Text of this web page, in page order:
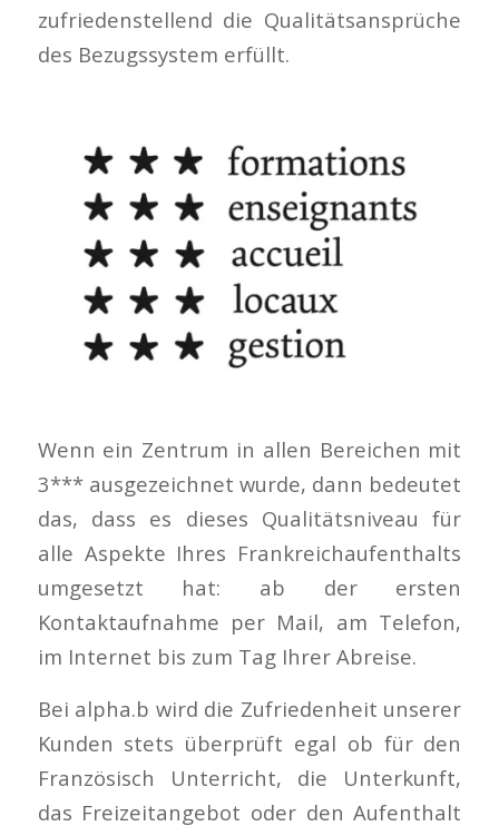
zufriedenstellend die Qualitätsansprüche
des Bezugssystem erfüllt.
Wenn ein Zentrum in allen Bereichen mit
3*** ausgezeichnet wurde, dann bedeutet
das, dass es dieses Qualitätsniveau für
alle Aspekte Ihres Frankreichaufenthalts
umgesetzt hat: ab der ersten
Kontaktaufnahme per Mail, am Telefon,
im Internet bis zum Tag Ihrer Abreise.
Bei alpha.b wird die Zufriedenheit unserer
Kunden stets überprüft egal ob für den
Französisch Unterricht, die Unterkunft,
das Freizeitangebot oder den Aufenthalt